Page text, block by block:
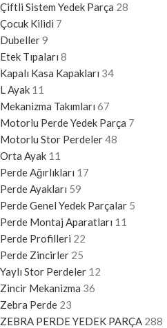
Çiftli Sistem Yedek Parça 28
Çocuk Kilidi 7
Dubeller9
Etek Tıpaları 8
Kapalı Kasa Kapakları 34
L Ayak 11
Mekanizma Takımları 67
Motorlu Perde Yedek Parça 7
Motorlu Stor Perdeler48
Orta Ayak 11
Perde Ağırlıkları 17
Perde Ayakları 59
Perde Genel Yedek Parçalar 5
Perde Montaj Aparatları 11
Perde Profilleri 22
Perde Zincirler 25
Yaylı Stor Perdeler 12
Zincir Mekanizma 36
Zebra Perde 23
ZEBRA PERDE YEDEK PARÇA 288